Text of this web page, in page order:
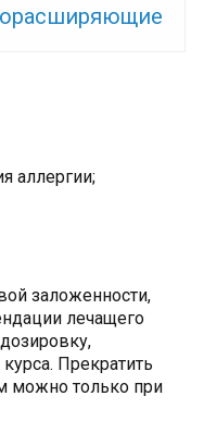
аллергии;
заложенности,
лечащего
Прекратить
можно только при